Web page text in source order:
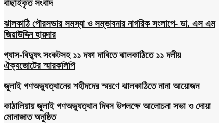
বাছাইকৃত সংবাদ
ঝালকাঠি পৌরসভার সমস্যা ও সম্ভাবনার নাগরিক সংলাপে- ডা. এস এম
জিয়াউদ্দিন হায়দার
গ্যাস-বিদ্যুৎ সংকটসহ ১১ দফা দাবিতে ঝালকাঠিতে ১১ দলীয়
ঐক্যজোটের স্মারকলিপি
জুলাই গণঅভ্যুত্থানের শহীদদের স্মরণে ঝালকাঠিতে নানা আয়োজন
কাঠালিয়ায় জুলাই গণঅভ্যুত্থান দিবস উপলক্ষে আলোচনা সভা ও দোয়া
মোনাজাত অনুষ্ঠিত